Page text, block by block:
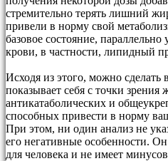
стремительно терять лишний
привели в норму свой
базовое состояние, параллельно
крови, в частности, липидный
Исходя из этого, можно сделать
показывает себя с точки зрения
антикатаболических и
способных привести в норму
При этом, ни один анализ не
его негативные особенности.
для человека и не имеет